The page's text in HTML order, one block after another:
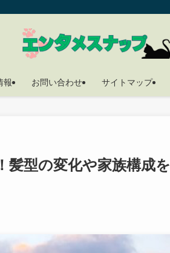
報 お問い合わせ サイトマップ
髪型の変化や家族構成